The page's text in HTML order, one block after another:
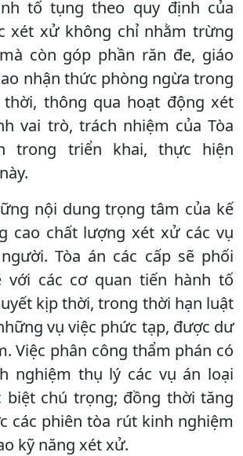
tố tụng theo quy định của
xét xử không chỉ nhằm trừng
còn góp phần răn đe, giáo
nhận thức phòng ngừa trong
thông qua hoạt động xét
vai trò, trách nhiệm của Tòa
trong triển khai, thực hiện
nội dung trọng tâm của kế
cao chất lượng xét xử các vụ
Tòa án các cấp sẽ phối
với các cơ quan tiến hành tố
kịp thời, trong thời hạn luật
vụ việc phức tạp, được dư
Việc phân công thẩm phán có
nghiệm thụ lý các vụ án loại
biệt chú trọng; đồng thời tăng
các phiên tòa rút kinh nghiệm
kỹ năng xét xử.